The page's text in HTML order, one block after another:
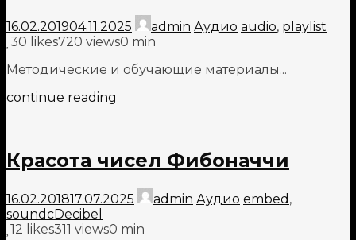
16.02.201904.11.2025 admin Аудио audio, playlist
30 likes720 views0 min
Методические и обучающие материалы...
continue reading
Красота чисел Фибоначчи
16.02.201817.07.2025 admin Аудио embed ,
soundcDecibel
12 likes311 views0 min